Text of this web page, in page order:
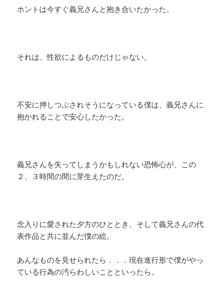
ホントは今すぐ義兄さんと抱き合いたかった。
それは、性欲によるものだけじゃない。
不安に押しつぶされそうになっている僕は、義兄さんに
抱かれることで安心したかった。
義兄さんを失ってしまうかもしれない恐怖心が、この
２、３時間の間に芽生えたのだ。
念入りに愛された夕方のひととき、そして義兄さんの代
表作品と共に並んだ僕の絵。
あんなものを見せられたら．．．現在進行形で僕がやっ
ている行為の汚らわしいことといったら。